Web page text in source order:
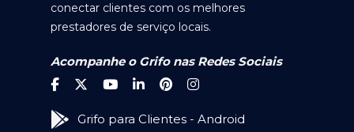
conectar clientes com os melhores
prestadores de serviço locais.
Acompanhe o Grifo nas Redes Sociais
Grifo para Clientes - Android